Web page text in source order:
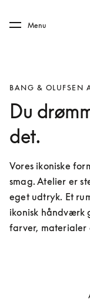
Skip to main
Menu
BANG & OLUFSEN
Du
det.
Vores ikoniske
smag. Atelier er
eget udtryk. Et
ikonisk håndværk
farver, materialer